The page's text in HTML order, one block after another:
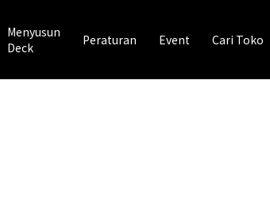
Menyusun
Deck
Peraturan Event Cari Toko